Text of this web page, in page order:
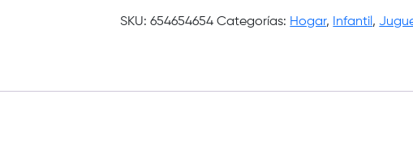
SKU:654654654 Categorías: Hogar, Infantil ,